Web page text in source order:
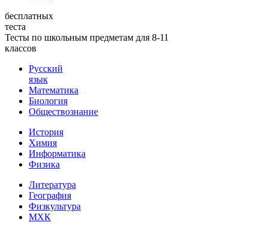
бесплатных
теста
Тесты по школьным предметам для 8-11
классов
Русский
язык
Математика
Биология
Обществознание
История
Химия
Информатика
Физика
Литература
География
Физкультура
МХК